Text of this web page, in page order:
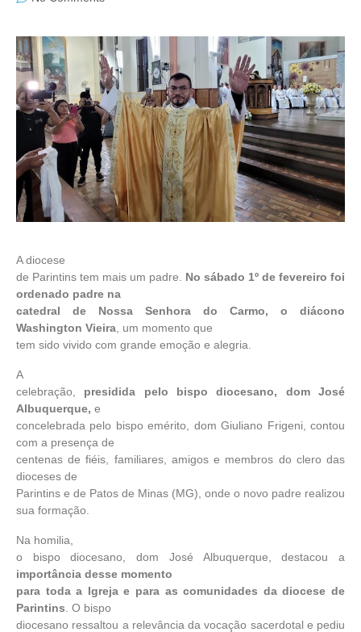
A diocese
de Parintins tem mais um padre. No sábado 1º de fevereiro foi
ordenado padre na
catedral de Nossa Senhora do Carmo, o diácono
Washington Vieira , um momento que
tem sido vivido com grande emoção e alegria.
A
celebração, presidida pelo bispo diocesano, dom José
Albuquerque, e
concelebrada pelo bispo emérito, dom Giuliano Frigeni, contou
com a presença de
centenas de fiéis, familiares, amigos e membros do clero das
dioceses de
Parintins e de Patos de Minas (MG), onde o novo padre realizou
sua formação.
Na homilia,
o bispo diocesano, dom José Albuquerque, destacou a
importância desse momento
para toda a Igreja e para as comunidades da diocese de
Parintins . O bispo
diocesano ressaltou a relevância da vocação sacerdotal e pediu